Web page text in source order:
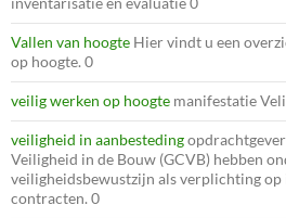
Vallen van hoogte Hier vindt u een
op hoogte. 0
veilig werken op hoogte manifestatie
veiligheid in aanbesteding
Veiligheid in de Bouw (GCVB) hebben
veiligheidsbewustzijn als verplichting op
contracten. 0